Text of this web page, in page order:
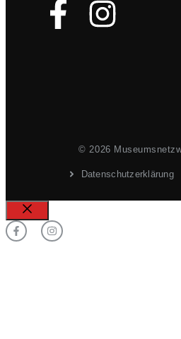
© 2026
Datenschutzerklärung
Schließen